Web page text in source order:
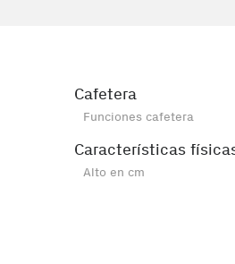
Cafetera
Funciones cafetera
Características
Alto en cm